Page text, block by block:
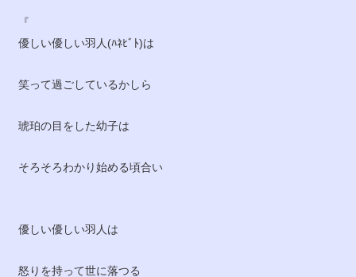
『
優しい優しい羽人(ﾊﾈﾋﾞﾄ)は
笑って過ごしているかしら
琥珀の目をした幼子は
そろそろわかり始める頃合い
優しい優しい羽人は
怒りを持って世に落つる